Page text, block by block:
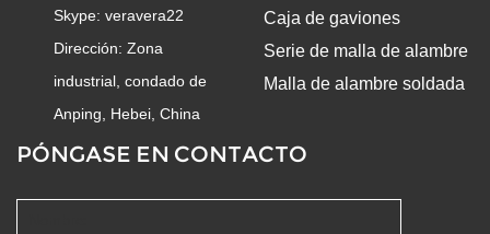
Skype:veravera22
Dirección: Zona
industrial, condado de
Anping, Hebei, China
Caja de gaviones
Serie de malla de alambre
Malla de alambre soldada
PÓNGASE EN CONTACTO